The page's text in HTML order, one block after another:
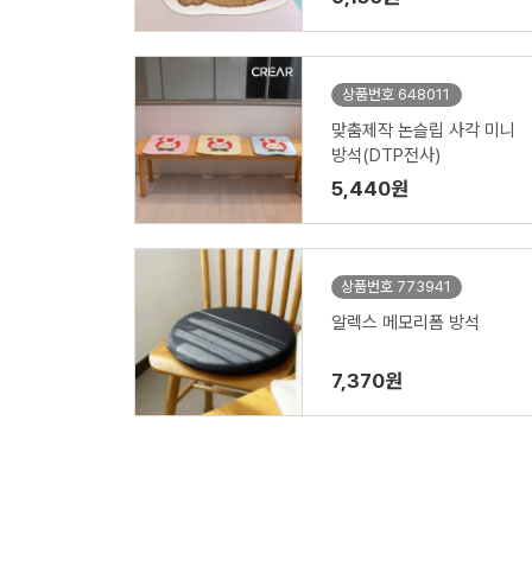
상품번호 648011
맞춤제작 논슬립 사각 미니
방석(DTP전사)
5,440원
상품번호 773941
알렉스 메모리폼 방석
7,370원